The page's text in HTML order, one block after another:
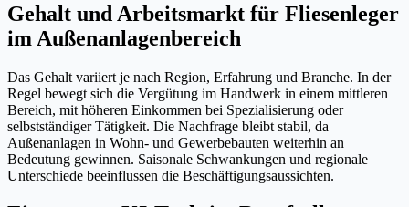
Gehalt und Arbeitsmarkt für Fliesenleger
im Außenanlagenbereich
Das Gehalt variiert je nach Region, Erfahrung und Branche. In der
Regel bewegt sich die Vergütung im Handwerk in einem mittleren
Bereich, mit höheren Einkommen bei Spezialisierung oder
selbstständiger Tätigkeit. Die Nachfrage bleibt stabil, da
Außenanlagen in Wohn- und Gewerbebauten weiterhin an
Bedeutung gewinnen. Saisonale Schwankungen und regionale
Unterschiede beeinflussen die Beschäftigungsaussichten.